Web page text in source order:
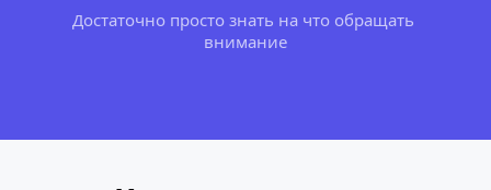
Достаточно просто знать на что обращать
внимание